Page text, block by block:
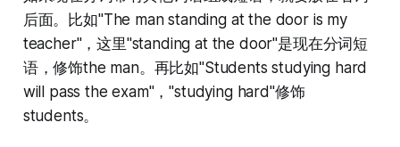
后面。比如"The man standing at the door is my
teacher"，这里"standing at the door"是现在分词短
语，修饰the man。再比如"Students studying hard
will pass the exam"，"studying hard"修饰
students。